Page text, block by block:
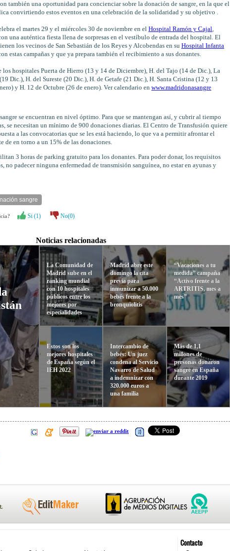
también una oportunidad para concienciar sobre la donación de sangre, en la que el
convirtiendo estos eventos en una celebración de la solidaridad y su objetivo .
el martes 29 y el miércoles 30 de noviembre en el Hospital Ramón y Cajal,
una auténtica fiesta llena de sorpresas en el vestíbulo de entrada del hospital. El
los vecinos de San Sebastián de los Reyes y Alcobendas en su Hospital Infanta
estas campañas y que ya prepara también el recibimiento a sus donantes.
los hospitales Puerta de Hierro (13 y 14 de Diciembre), H. del Tajo (14 de Dic.), La
Dic.), H. del Sureste (20 Dic.), H. de Getafe (21 Dic.), H. Santa Cristina (12 y 13
y H. 12 de Octubre (26 de enero). Ver calendario en www.madridonasangre
se encuentran en nivel óptimo. Para que se mantengan así, y cubrir al tiempo
se necesitan un mínimo de 900 donaciones diarias. El Centro de Transfusión quiere
a las convocatorias que se les está haciendo, lo que va a permitir afrontar el
de en torno a un 15% de las donaciones.
3 horas de parking gratuito para los donantes. Para poder donar, los requisitos
no padecer ninguna enfermedad de transmisión sanguínea, no estar en ayunas y
sangre
Si (1) No(0)
Noticias relacionadas
La Comunidad de
Madrid sube en el
ranking mundial
con 10 hospitales
públicos entre los
mejores por
especialidades
Estos son los
mejores hospitales
de España según el
IEH 2022
Madrid abre este
domingo la cita
previa para
inmunizar a 50.000
bebés frente a la
bronquiolitis
Intercambio de
bebés: Un juez
condena al Servicio
Navarro de Salud
a indemnizar con
320.000 euros a
una familia
“Vacaciones a tu
medida” campaña
“Activo frente a la
ARTRITIS, mes a
mes”
Más de 1,1
millones de
personas donaron
sangre en España
durante 2019
Contacto